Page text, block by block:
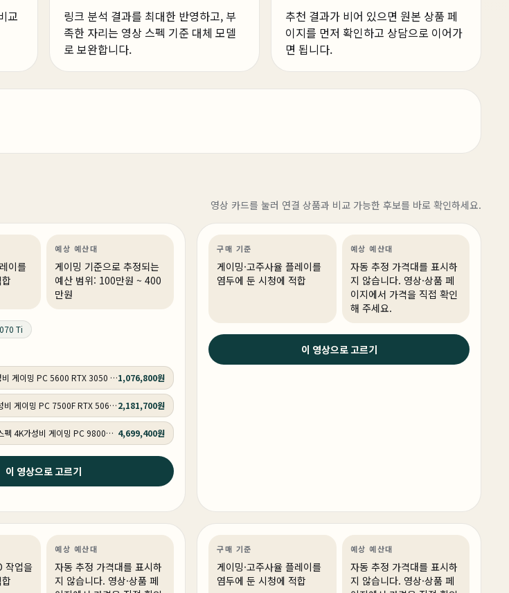
교
링크 분석 결과를 최대한 반영하고, 부
족한 자리는 영상 스펙 기준 대체 모델
로 보완합니다.
추천 결과가 비어 있으면 원본 상품 페
이지를 먼저 확인하고 상담으로 이어가
면 됩니다.
영상 카드를 눌러 연결 상품과 비교 가능한 후보를 바로 확인하세요.
상품 16개
이를
예상 예산대
게이밍 기준으로 추정되는
예산 범위: 100만원 ~ 400
만원
Ti
8월 월간견적 FHD 가성비 게이밍 PC 5600 RTX 3050 GY5131,076,800원
8월 월간견적 QHD 가성비 게이밍 PC 7500F RTX 5060 GY5142,181,700원
8월 월간견적 QHD 고스펙 4K가성비 게이밍 PC 9800X3D RTX 5070 Ti GY516 4,699,400원
이 영상으로 고르기
링크 상품 있음
쇼파 게이밍의 정답 찾았다 | 스팀 OS PC 구성 방법
구매 기준
게이밍·고주사율 플레이를
염두에 둔 시청에 적합
예상 예산대
자동 추정 가격대를 표시하
지 않습니다. 영상·상품 페
이지에서 가격을 직접 확인
해 주세요.
이 영상으로 고르기
게이밍·조립 PC
화이트 빌드의 정답 #pcbuild
작업을
예상 예산대
자동 추정 가격대를 표시하
지 않습니다. 영상·상품 페
링크 상품 있음
구매 기준
게이밍·고주사율 플레이를
염두에 둔 시청에 적합
예상 예산대
자동 추정 가격대를 표시하
지 않습니다. 영상·상품 페